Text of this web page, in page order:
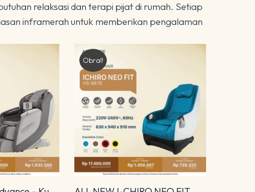
relaksasi dan terapi pijat di rumah. Setiap
inframerah untuk memberikan pengalaman
Obral!